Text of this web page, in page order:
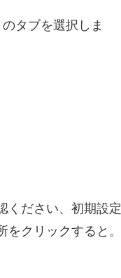
タブを選択しま
ください、初期設定
クリックすると。